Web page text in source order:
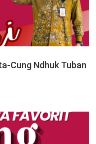
Cung Ndhuk Tuban